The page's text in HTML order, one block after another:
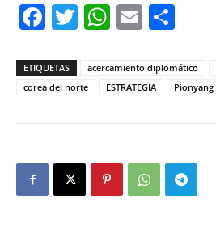
Facebook
TwitterEmail
ETIQUETAS acercamiento diplomático
corea del norte
ESTRATEGIA Pionyang